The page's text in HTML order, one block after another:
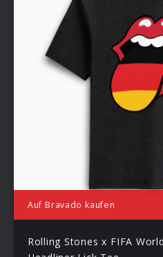
Auf Bravado kaufen
Rolling Stones x FIFA